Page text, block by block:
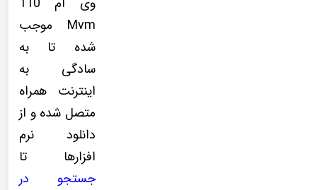
Mvm موجب
شده تا به
سادگی به
اینترنت همراه
متصل شده و از
دانلود نرم
افزارها تا
جستجو در